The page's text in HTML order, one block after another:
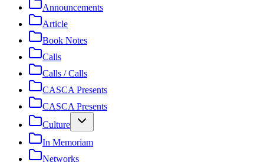
Announcements
Article
Book Notes
Calls
Calls / Calls
CASCA Presents
CASCA Presents
Culture
In Memoriam
Networks